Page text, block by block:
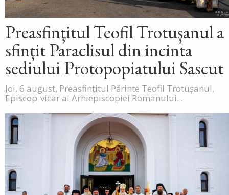
Preasfințitul Teofil Trotușanul a
sfințit Paraclisul din incinta
sediului Protopopiatului Sascut
Joi, 6 august, Preasfințitul Părinte Teofil Trotușanul,
Episcop-vicar al Arhiepiscopiei Romanului...